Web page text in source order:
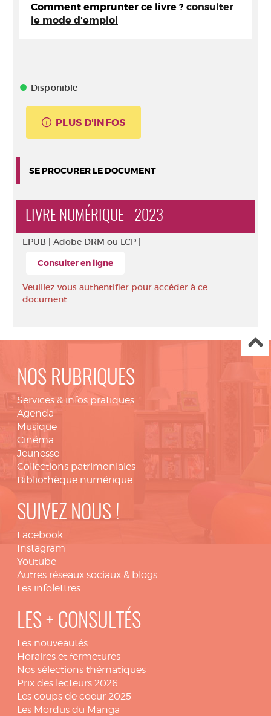
Comment emprunter ce livre ? consulter
le mode d'emploi
Disponible
PLUS D'INFOS
SE PROCURER LE DOCUMENT
LIVRE NUMÉRIQUE - 2023
EPUB | Adobe DRM ou LCP |
Consulter en ligne
Veuillez vous authentifier pour accéder à ce
document.
NOS RUBRIQUES
Services & infos pratiques
Agenda
Musique
Cinéma
Jeunesse
Collections patrimoniales
Bibliothèque numérique
SUIVEZ NOUS !
Facebook
Instagram
Youtube
Autres réseaux sociaux & blogs
Les infolettres
LES + CONSULTÉS
Les nouveautés
Horaires et fermetures
Nos sélections thématiques
Prix des lecteurs 2026
Les coups de coeur 2025
Les Mordus du Manga